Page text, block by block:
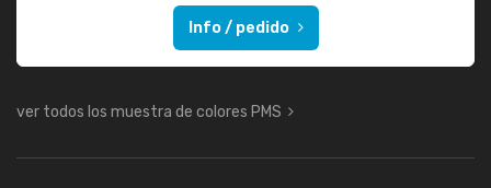
Info / pedido
ver todos los muestra de colores PMS